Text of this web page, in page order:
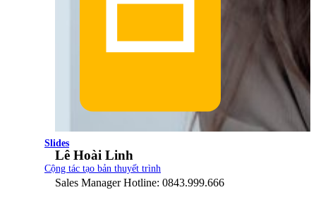
Lê Hoài Linh
Sales Manager Hotline: 0843.999.666
Slides
Cộng tác tạo bản thuyết trình